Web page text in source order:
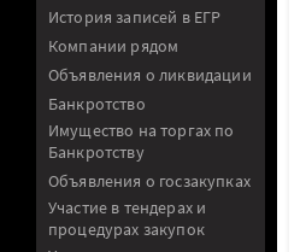
История записей в ЕГР
Компании рядом
Объявления о ликвидации
Банкротство
Имущество на торгах по
Банкротству
Объявления о госзакупках
Участие в тендерах и
процедурах закупок